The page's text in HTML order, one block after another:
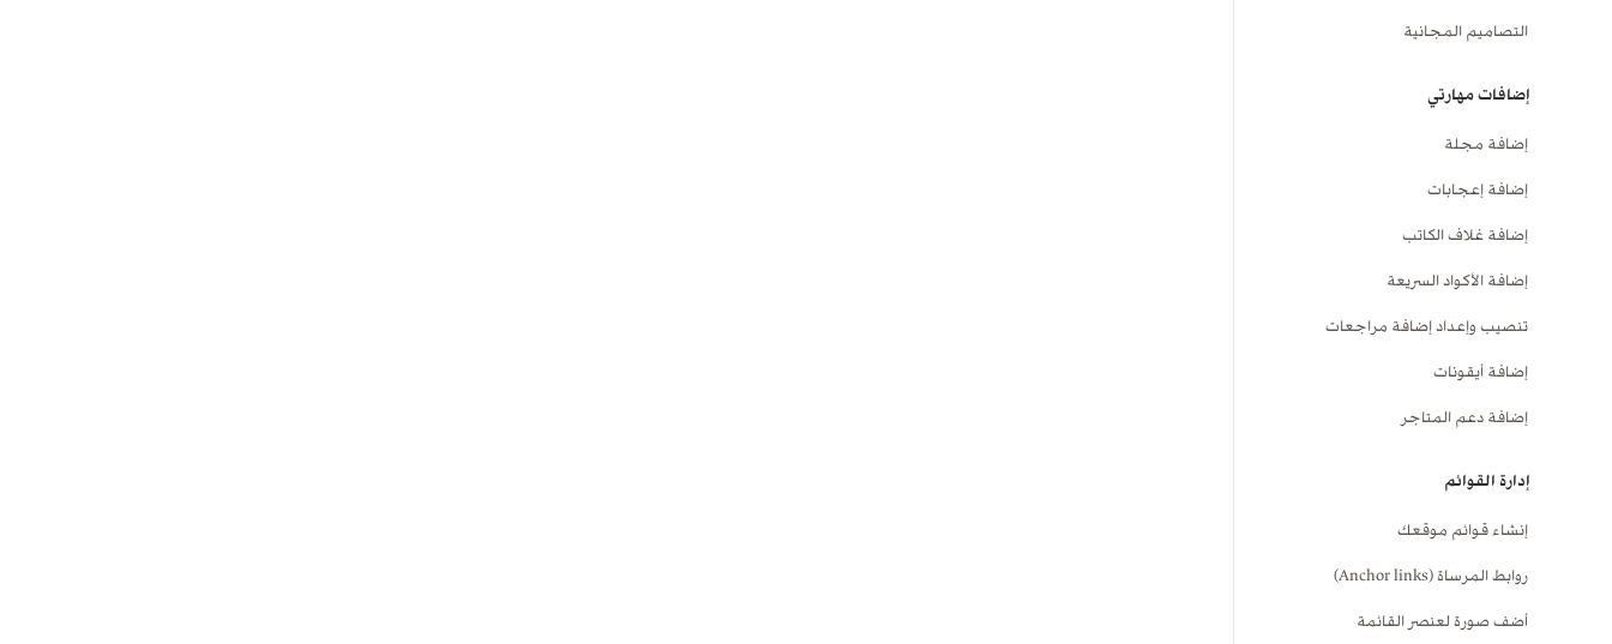
التصاميم المجانية
إضافات مهارتي
إضافة مجلة
إضافة إعجابات
إضافة غلاف الكاتب
إضافة الأكواد السريعة
تنصيب وإعداد إضافة مراجعات
إضافة أيقونات
إضافة دعم المتاجر
إدارة القوائم
إنشاء قوائم موقعك
روابط المرساة (Anchor links)
أضف صورة لعنصر القائمة